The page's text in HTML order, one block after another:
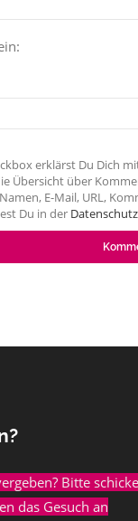
erklärst Du Dich
Übersicht über
E-Mail, URL,
Du in der
Bitte
das Gesuch an